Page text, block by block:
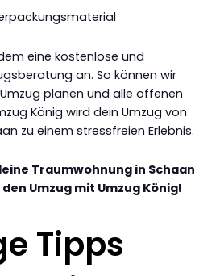
eine kostenlose und
an. So können wir
planen und alle offenen
König wird dein Umzug von
zu einem stressfreien Erlebnis.
Traumwohnung in Schaan
Umzug mit Umzug König!
Tipps